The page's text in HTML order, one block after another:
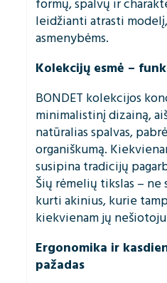
leidžianti atrasti
asmenybėms.
Kolekcijų esmė –
BONDET kolekcijos
minimalistinį dizainą,
natūralias spalvas,
organiškumą.
susipina tradicijų
Šių rėmelių tikslas –
kurti akinius, kurie
kiekvienam jų
Ergonomika ir
pažadas